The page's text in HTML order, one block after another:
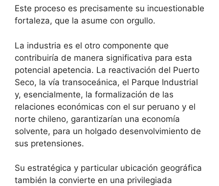
Este proceso es precisamente su incuestionable
fortaleza, que la asume con orgullo.
La industria es el otro componente que
contribuiría de manera significativa para esta
potencial apetencia. La reactivación del Puerto
Seco, la vía transoceánica, el Parque Industrial
y, esencialmente, la formalización de las
relaciones económicas con el sur peruano y el
norte chileno, garantizarían una economía
solvente, para un holgado desenvolvimiento de
sus pretensiones.
Su estratégica y particular ubicación geográfica
también la convierte en una privilegiada